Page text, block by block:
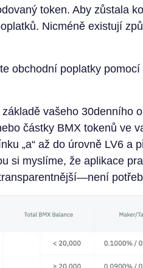
token. Aby zůstala
Nicméně existují
obchodní poplatky
vašeho 30denního
částky BMX tokenů ve
„a“ až do úrovně LV6 a
si myslíme, že aplikace